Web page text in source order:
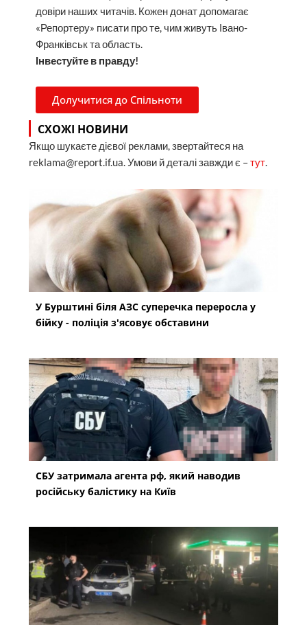
довіри наших читачів. Кожен донат допомагає
«Репортеру» писати про те, чим живуть Івано-
Франківськ та область.
Інвестуйте в правду!
Долучитися до Спільноти
СХОЖІ НОВИНИ
Якщо шукаєте дієвої реклами, звертайтеся на
reklama@report.if.ua. Умови й деталі завжди є –тут.
У Бурштині біля АЗС суперечка переросла у
бійку - поліція з'ясовує обставини
СБУ затримала агента рф, який наводив
російську балістику на Київ